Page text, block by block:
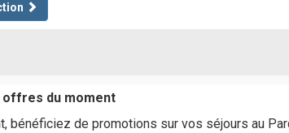
du moment
bénéficiez de promotions sur vos séjours au